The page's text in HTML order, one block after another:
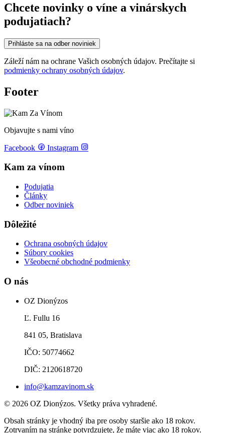
Chcete novinky o víne a vinárskych
podujatiach?
Prihláste sa na odber noviniek
Záleží nám na ochrane Vašich osobných údajov. Prečítajte si
podmienky ochrany osobných údajov.
Footer
Objavujte s nami víno
Facebook Instagram
Kam za vínom
Podujatia
Články
Odber noviniek
Dôležité
Ochrana osobných údajov
Súbory cookies
Všeobecné obchodné podmienky
O nás
OZ Dionýzos
Ľ. Fullu 16
841 05, Bratislava
IČO: 50774662
DIČ: 2120618720
info@kamzavinom.sk
© 2026 OZ Dionýzos. Všetky práva vyhradené.
Obsah stránky je vhodný iba pre osoby staršie ako 18 rokov.
Zotrvaním na stránke potvrdzujete, že máte viac ako 18 rokov.